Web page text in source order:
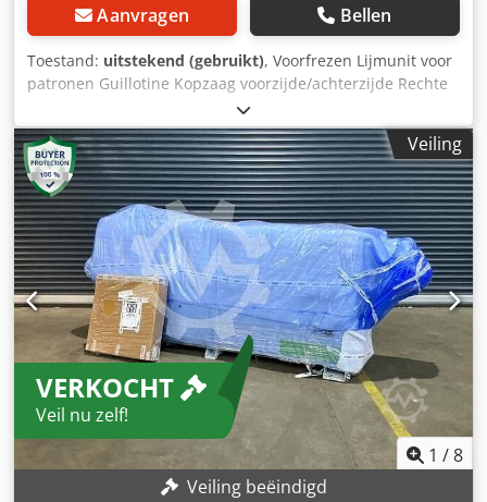
Aanvragen Bellen
Toestand: uitstekend (gebruikt), Voorfrezen Lijmunit voor
patronen Guillotine Kopzaag voorzijde/achterzijde Rechte
frezen Hoekfrezen Afvlakschaaf voor afronden
Hoekbewerking Rechte afvlakschaaf Zaag voor insnijden
Polijstmachine Bouwjaar 2002 Djdpfozik R Aox AmnskrVeiling
VERKOCHT
Veil nu zelf!
1 /8
Veiling beëindigd